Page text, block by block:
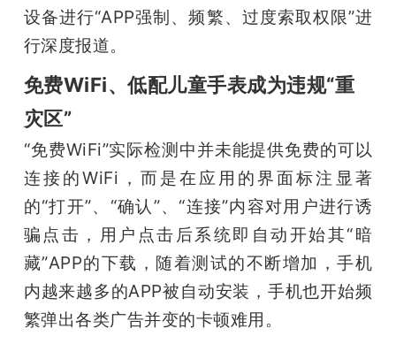
课
活
动
中
心
GAIR
设备进行“APP强制、频繁、过度索取权限”进
行深度报道。
免费WiFi、低配儿童手表成为违规“重
灾区”
“免费WiFi”实际检测中并未能提供免费的可以
连接的WiFi，而是在应用的界面标注显著
的“打开”、“确认”、“连接”内容对用户进行诱
骗点击，用户点击后系统即自动开始其“暗
藏”APP的下载，随着测试的不断增加，手机
内越来越多的APP被自动安装，手机也开始频
繁弹出各类广告并变的卡顿难用。